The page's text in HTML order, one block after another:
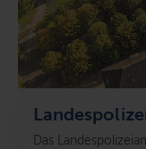
Das